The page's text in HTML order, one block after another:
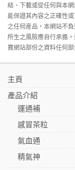
結、下載或從任何與本
能保證其內容之正確性
之任何産品，本網站不
所生之風險應自行承擔
寶網站部份之資料任何
主頁
產品介紹
運通補
感冒茶粒
氣血通
精氣神